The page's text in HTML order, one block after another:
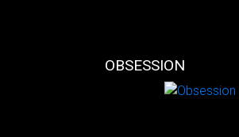
OBSESSION